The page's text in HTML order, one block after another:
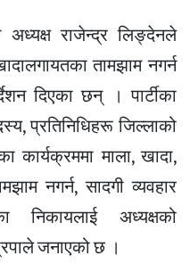
अध्यक्ष राजेन्द्र लिङ्देनले
तामझाम नगर्न
दिएका छन् । पार्टीका
प्रतिनिधिहरू जिल्लाको
कार्यक्रममा माला, खादा,
नगर्न, सादगी व्यवहार
अध्यक्षको
जनाएको छ ।